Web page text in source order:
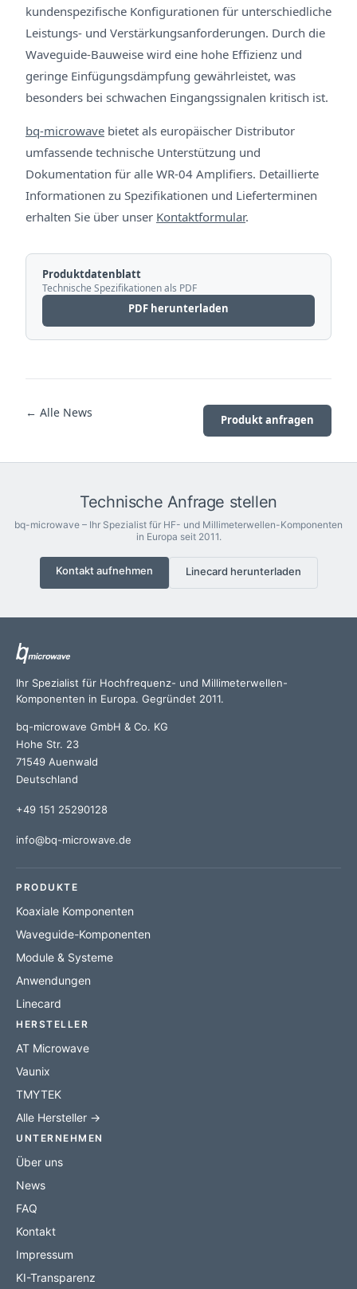
kundenspezifische Konfigurationen für unterschiedliche
Leistungs- und Verstärkungsanforderungen. Durch die
Waveguide-Bauweise wird eine hohe Effizienz und
geringe Einfügungsdämpfung gewährleistet, was
besonders bei schwachen Eingangssignalen kritisch ist.
bq-microwave bietet als europäischer Distributor
umfassende technische Unterstützung und
Dokumentation für alle WR-04 Amplifiers. Detaillierte
Informationen zu Spezifikationen und Lieferterminen
erhalten Sie über unser Kontaktformular.
Produktdatenblatt
Technische Spezifikationen als PDF
PDF herunterladen
← Alle News Produkt anfragen
Technische Anfrage stellen
bq-microwave – Ihr Spezialist für HF- und Millimeterwellen-Komponenten
in Europa seit 2011.
Kontakt aufnehmen Linecard herunterladen
Ihr Spezialist für Hochfrequenz- und Millimeterwellen-
Komponenten in Europa. Gegründet 2011.
bq-microwave GmbH & Co. KG
Hohe Str. 23
71549 Auenwald
Deutschland
+49 151 25290128
info@bq-microwave.de
PRODUKTE
Koaxiale Komponenten
Waveguide-Komponenten
Module & Systeme
Anwendungen
Linecard
HERSTELLER
AT Microwave
Vaunix
TMYTEK
Alle Hersteller →
UNTERNEHMEN
Über uns
News
FAQ
Kontakt
Impressum
KI-Transparenz